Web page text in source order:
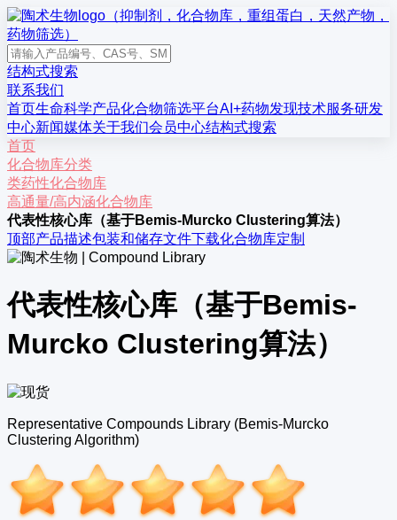
结构式搜索
联系我们
首页生命科学产品化合物筛选平台AI+药物发现技术服务研发
中心新闻媒体关于我们会员中心结构式搜索
首页
化合物库分类
类药性化合物库
高通量/高内涵化合物库
代表性核心库（基于Bemis-Murcko Clustering算法）
顶部产品描述包装和储存文件下载化合物库定制
代表性核心库（基于Bemis-
Murcko Clustering算法）
Representative Compounds Library (Bemis-Murcko
Clustering Algorithm)